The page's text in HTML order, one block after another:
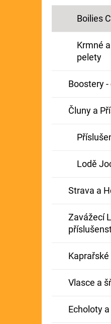
E
Boilies
Krmné
pelety
Boostery -
Čluny a
Lodě
Strava a
Zavážecí
Vlasce a
Echoloty
BOILIE RIG
Původně: 79 Kč